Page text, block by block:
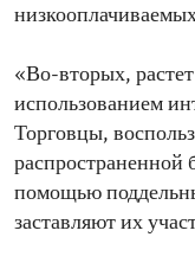
«Во-вторых,
использованием
Торговцы,
распространенной
помощью
заставляют их